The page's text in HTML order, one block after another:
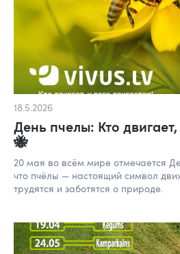
18.5.2026
День пчелы: Кто двигает,
🐝
20 мая во всём мире отмечается
что пчёлы — настоящий символ
трудятся и заботятся о природе.